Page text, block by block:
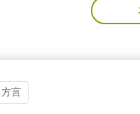
方言